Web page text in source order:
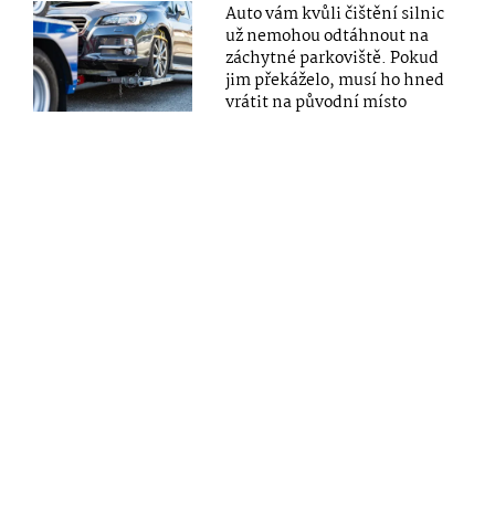
Auto vám kvůli čištění silnic
už nemohou odtáhnout na
záchytné parkoviště. Pokud
jim překáželo, musí ho hned
vrátit na původní místo